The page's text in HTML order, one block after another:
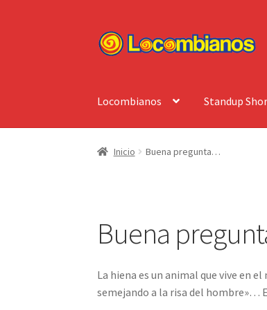
Ir
a
Ir
al
Locombianos Standup
Inicio Buena pregunta…
Buena
La hiena es un animal que vive en
semejando a la risa del hombre»…